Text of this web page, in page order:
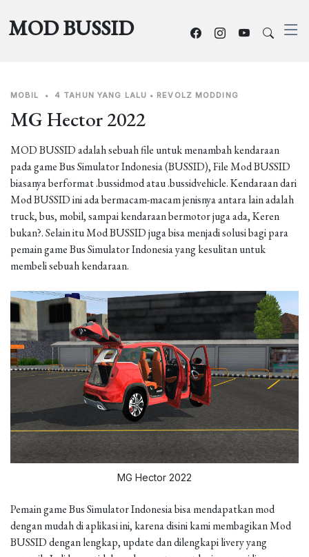
MOD BUSSID
MOBIL • 4 TAHUN YANG LALU • REVOLZ MODDING
MG Hector 2022
MOD BUSSID adalah sebuah file untuk menambah kendaraan
pada game Bus Simulator Indonesia (BUSSID), File Mod BUSSID
biasanya berformat .bussidmod atau .bussidvehicle. Kendaraan dari
Mod BUSSID ini ada bermacam-macam jenisnya antara lain adalah
truck, bus, mobil, sampai kendaraan bermotor juga ada, Keren
bukan?. Selain itu Mod BUSSID juga bisa menjadi solusi bagi para
pemain game Bus Simulator Indonesia yang kesulitan untuk
membeli sebuah kendaraan.
MG Hector 2022
Pemain game Bus Simulator Indonesia bisa mendapatkan mod
dengan mudah di aplikasi ini, karena disini kami membagikan Mod
BUSSID dengan lengkap, update dan dilengkapi livery yang